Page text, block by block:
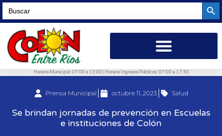
Search
for:
Horario Municipal: 07:00 a 13:00 | Horario Ingresos Públicos: 07:00 a 17:30
Prensa Municipal octubre 11, 2023 Salud
Se brindan jornadas de prevención en Escuelas
e instituciones de Colón